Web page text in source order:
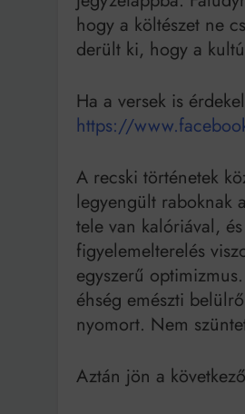
hogy a költészet ne
derült ki, hogy a
Ha a versek is
https://
A recski történetek
legyengült raboknak
tele van kalóriával,
figyelemelterelés
egyszerű
éhség emészti
nyomort. Nem
Aztán jön a